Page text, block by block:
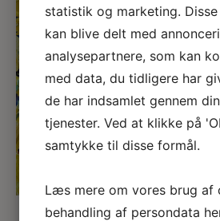
←
statistik og marketing.
kan blive delt med
analysepartnere, som kan
med data, du tidligere har
de har indsamlet gennem
tjenester. Ved at klikke på
samtykke til disse formål.
Læs mere om vores brug af
behandling af persondata